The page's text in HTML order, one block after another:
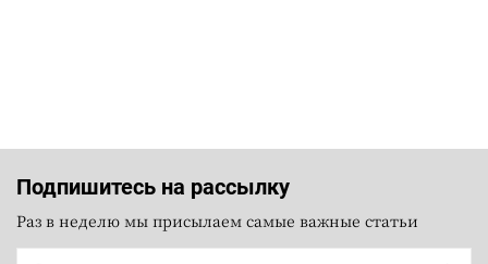
Подпишитесь на рассылку
Раз в неделю мы присылаем самые важные статьи